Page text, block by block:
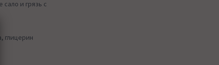
и грязь с
глицерин